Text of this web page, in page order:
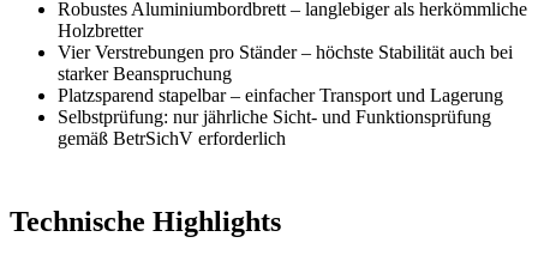
Robustes Aluminiumbordbrett – langlebiger als herkömmliche
Holzbretter
Vier Verstrebungen pro Ständer – höchste Stabilität auch bei
starker Beanspruchung
Platzsparend stapelbar – einfacher Transport und Lagerung
Selbstprüfung: nur jährliche Sicht- und Funktionsprüfung
gemäß BetrSichV erforderlich
Technische Highlights